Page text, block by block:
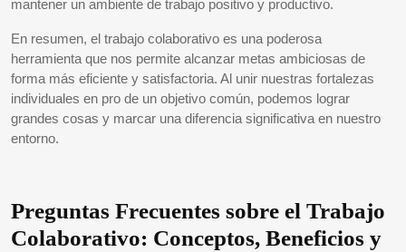
mantener un ambiente de trabajo positivo y productivo.
En resumen, el trabajo colaborativo es una poderosa
herramienta que nos permite alcanzar metas ambiciosas de
forma más eficiente y satisfactoria. Al unir nuestras fortalezas
individuales en pro de un objetivo común, podemos lograr
grandes cosas y marcar una diferencia significativa en nuestro
entorno.
Preguntas Frecuentes sobre el Trabajo
Colaborativo: Conceptos, Beneficios y